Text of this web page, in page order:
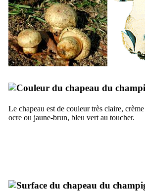
Le chapeau est de couleur très claire,
ocre ou jaune-brun, bleu vert au toucher.